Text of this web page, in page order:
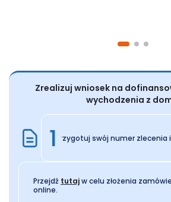
Zrealizuj wniosek na
wychodzenia z
Przygotuj swój numer zlecenia i
1
Przejdź tutajw celu złożenia
online.